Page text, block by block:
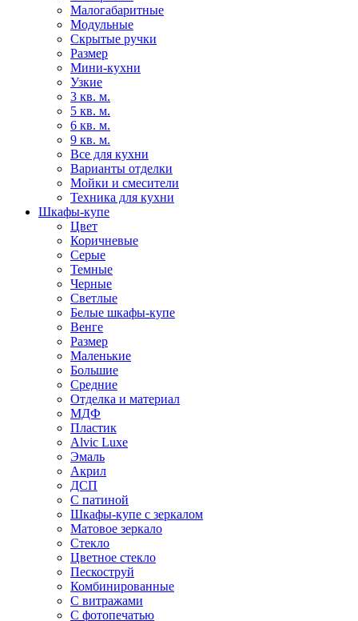
Малогабаритные
Модульные
Скрытые ручки
Размер
Мини-кухни
Узкие
3 кв. м.
5 кв. м.
6 кв. м.
9 кв. м.
Все для кухни
Варианты отделки
Мойки и смесители
Техника для кухни
Шкафы-купе
Цвет
Коричневые
Серые
Темные
Черные
Светлые
Белые шкафы-купе
Венге
Размер
Маленькие
Большие
Средние
Отделка и материал
МДФ
Пластик
Alvic Luxe
Эмаль
Акрил
ДСП
С патиной
Шкафы-купе с зеркалом
Матовое зеркало
Стекло
Цветное стекло
Пескоструй
Комбинированные
С витражами
С фотопечатью